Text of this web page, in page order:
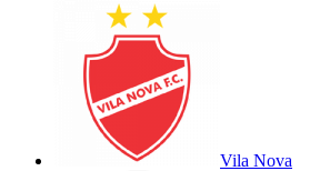
Vila Nova